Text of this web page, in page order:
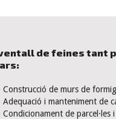
de feines tant
Construcció de murs de
Adequació i manteniment de
Condicionament de